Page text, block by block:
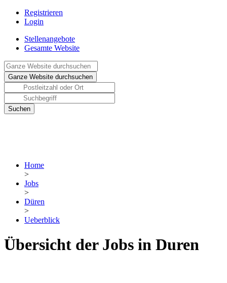
Registrieren
Login
Stellenangebote
Gesamte Website
Home
>
Jobs
>
Düren
>
Ueberblick
Übersicht der Jobs in Duren